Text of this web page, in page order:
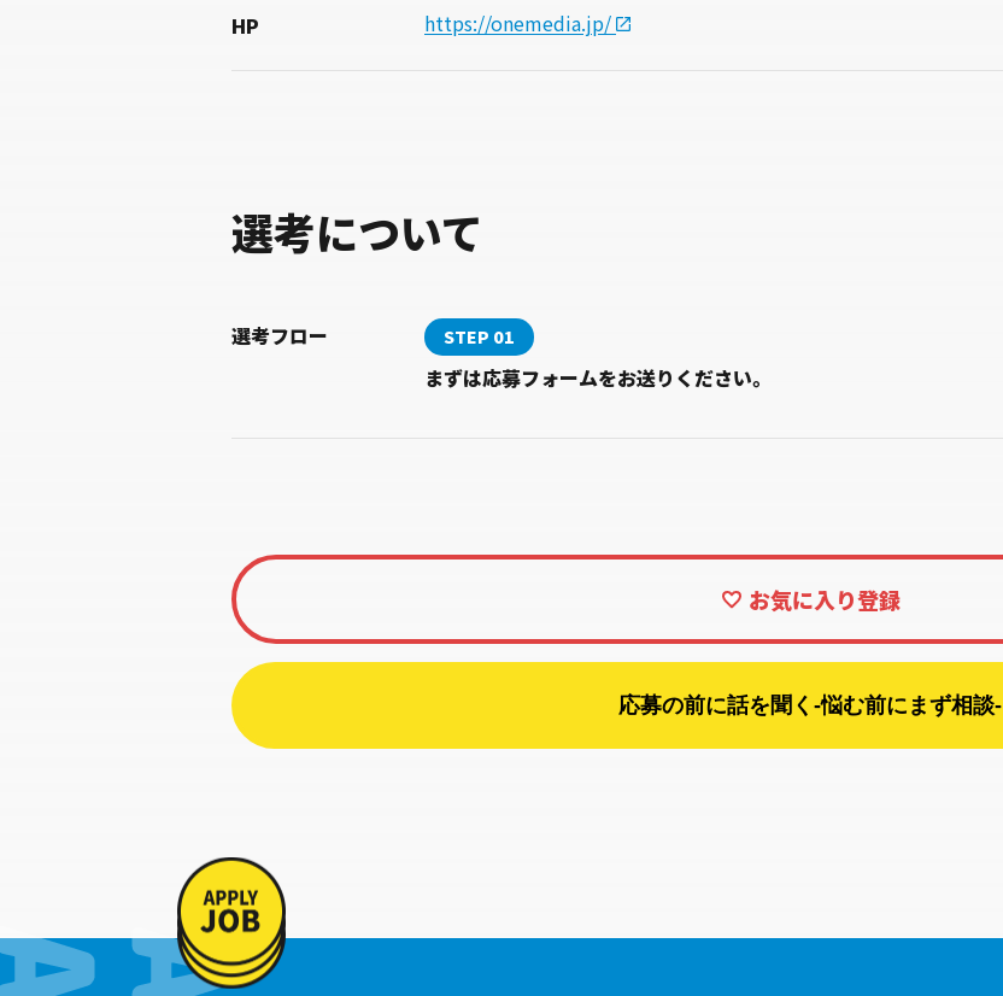
HP https://onemedia.jp/
選考について
選考フロー STEP 01
まずは応募フォームをお送りください。
応募の前に話を聞く-悩む前にまず相談-